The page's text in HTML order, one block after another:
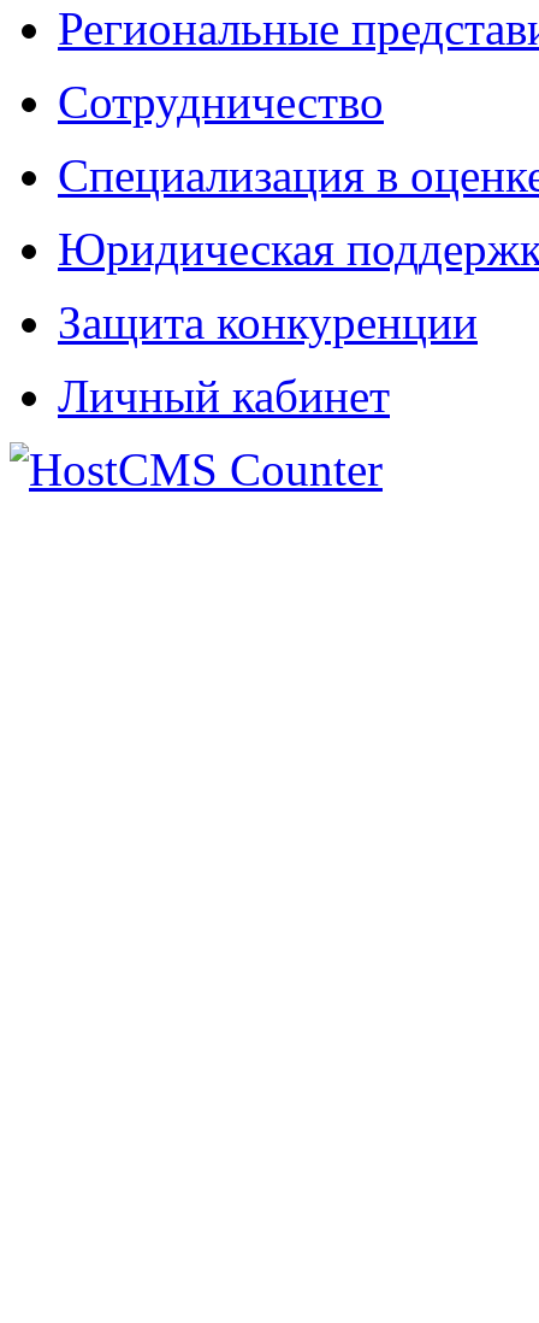
Региональные
Сотрудничество
Специализация в
Юридическая
Защита конкуренции
Личный кабинет